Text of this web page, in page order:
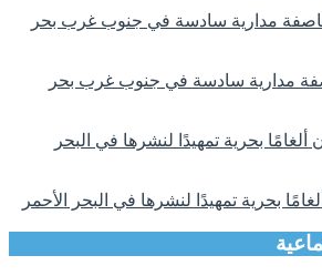
مدارية سادسة في جنوب غرب بحر
بحرية تمهيدًا لنشرها في البحر الأحمر